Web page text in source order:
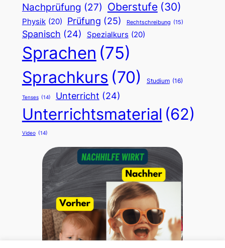
Nachprüfung (27) Oberstufe (30)
Physik (20) Prüfung (25) Rechtschreibung (15)
Spanisch (24) Spezialkurs (20)
Sprachen (75)
Sprachkurs (70) Studium (16)
Tenses (14) Unterricht (24)
Unterrichtsmaterial (62)
Video (14)